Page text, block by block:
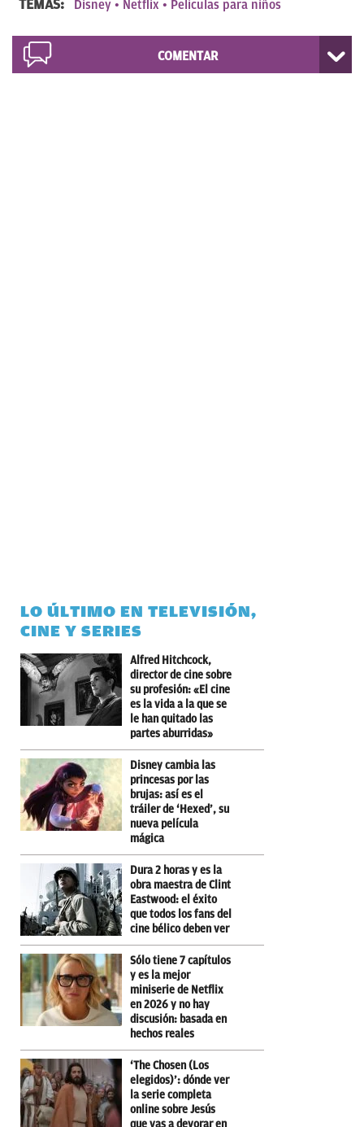
TEMAS: Disney Netflix Películas para niños
COMENTAR
LO ÚLTIMO EN TELEVISIÓN,
CINE Y SERIES
Alfred Hitchcock,
director de cine sobre
su profesión: «El cine
es la vida a la que se
le han quitado las
partes aburridas»
Disney cambia las
princesas por las
brujas: así es el
tráiler de ‘Hexed’, su
nueva película
mágica
Dura 2 horas y es la
obra maestra de Clint
Eastwood: el éxito
que todos los fans del
cine bélico deben ver
Sólo tiene 7 capítulos
y es la mejor
miniserie de Netflix
en 2026 y no hay
discusión: basada en
hechos reales
‘The Chosen (Los
elegidos)’: dónde ver
la serie completa
online sobre Jesús
que vas a devorar en